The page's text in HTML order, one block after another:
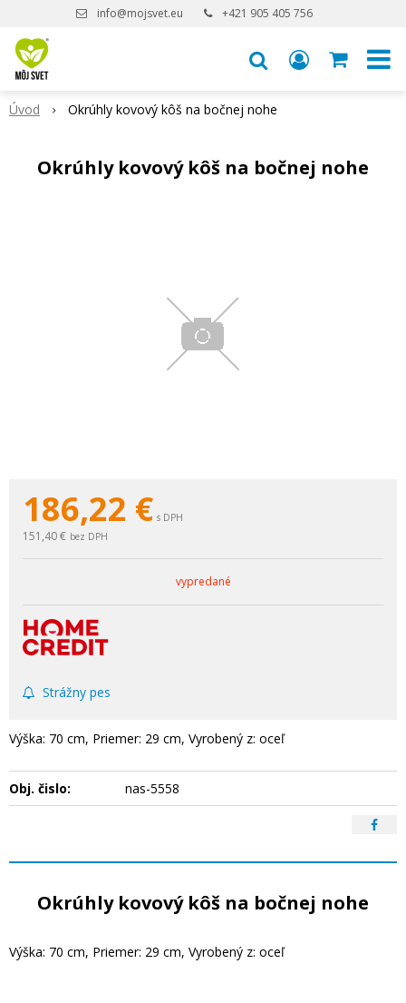
info@mojsvet.eu +421 905 405 756
Úvod Okrúhly kovový kôš na bočnej nohe
Okrúhly kovový kôš na bočnej nohe
186,22 € s DPH
151,40 € bez DPH
vypredané
Strážny pes
Výška: 70 cm, Priemer: 29 cm, Vyrobený z: oceľ
Obj. čislo: nas-5558
Okrúhly kovový kôš na bočnej nohe
Výška: 70 cm, Priemer: 29 cm, Vyrobený z: oceľ